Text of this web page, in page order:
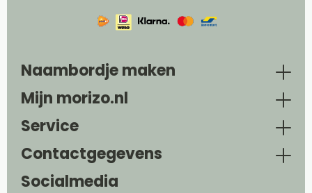
Naambordje maken
Mijn morizo.nl
Service
Contactgegevens
Socialmedia